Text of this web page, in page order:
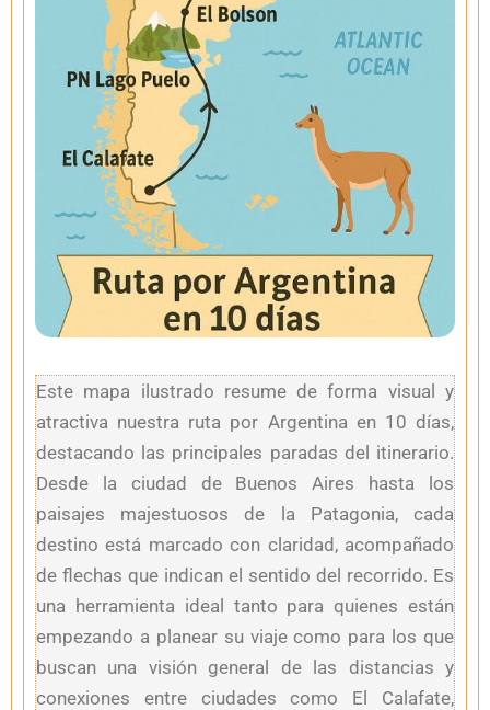
Este mapa ilustrado resume de forma visual y
atractiva nuestra ruta por Argentina en 10 días,
destacando las principales paradas del itinerario.
Desde la ciudad de Buenos Aires hasta los
paisajes majestuosos de la Patagonia, cada
destino está marcado con claridad, acompañado
de flechas que indican el sentido del recorrido. Es
una herramienta ideal tanto para quienes están
empezando a planear su viaje como para los que
buscan una visión general de las distancias y
conexiones entre ciudades como El Calafate,